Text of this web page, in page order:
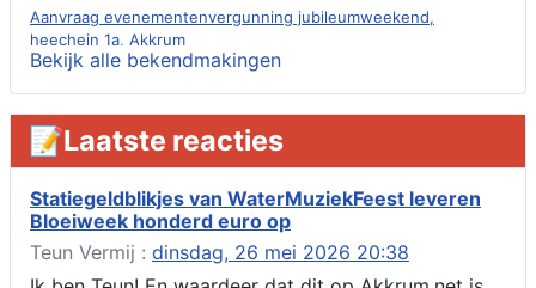
Aanvraag evenementenvergunning jubileumweekend,
heechein 1a, Akkrum
Verlening omgevingsvergunning, tijdelijk gebruik openbare
ruimte 02-10 t/m 02-11-2026, sitadel voor nr 6 te Akkrum
Aanvraag omgevingsvergunning, tijdelijk gebruik openbare
ruimte 02-10 t/m 02-11-2026, sitadel voor nr 6 te Akkrum
Verlenging beslistermijn aanvraag omgevingsvergunning,
heechein 28, 8491 em Akkrum
Aanvraag omgevingsvergunning, veranderen van een woning
(voordeur en dakkapel), boarnsterdyk 75 Akkrum
Bekijk alle bekendmakingen
📝Laatste reacties
Statiegeldblikjes van WaterMuziekFeest leveren
Bloeiweek honderd euro op
Teun Vermij : dinsdag, 26 mei 2026 20:38